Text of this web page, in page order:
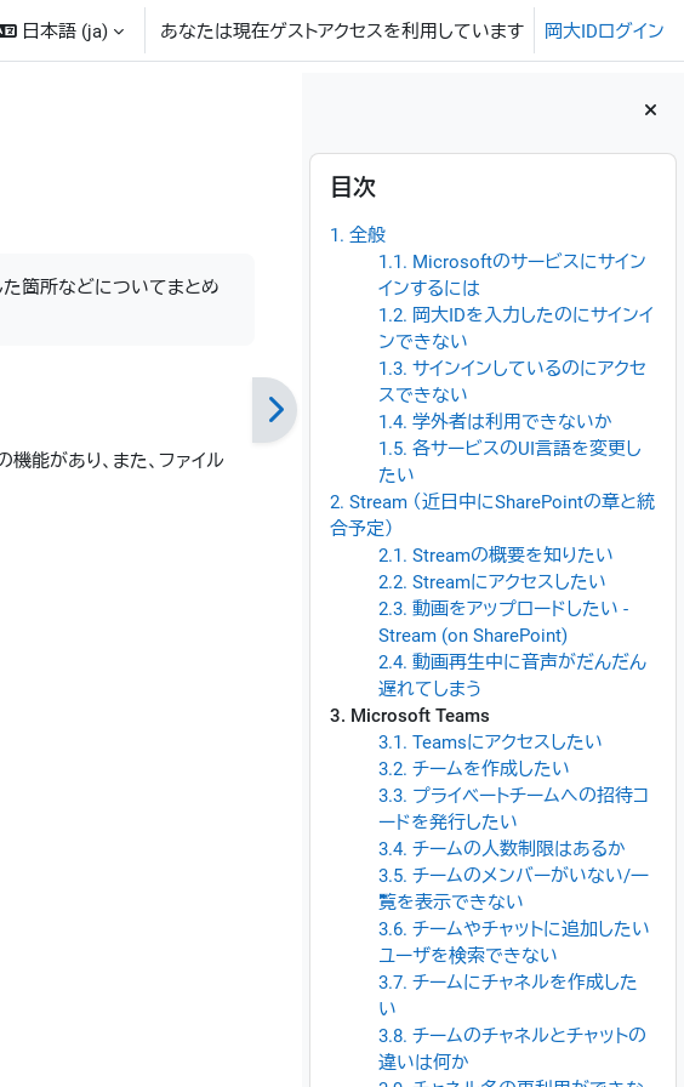
日本語 ‎(ja)‎ あなたは現在ゲストアクセスを利用しています 岡大IDログイン
ブロック
目次 をスキップする
目次
1. 全般
1.1. Microsoftのサービスにサイン
インするには
1.2. 岡大IDを入力したのにサインイ
ンできない
1.3. サインインしているのにアクセ
スできない
1.4. 学外者は利用できないか
1.5. 各サービスのUI言語を変更し
たい
2. Stream （近日中にSharePointの章と統
合予定）
2.1. Streamの概要を知りたい
2.2. Streamにアクセスしたい
2.3. 動画をアップロードしたい -
Stream (on SharePoint)
2.4. 動画再生中に音声がだんだん
遅れてしまう
3. Microsoft Teams
3.1. Teamsにアクセスしたい
3.2. チームを作成したい
3.3. プライベートチームへの招待コ
ードを発行したい
3.4. チームの人数制限はあるか
3.5. チームのメンバーがいない/一
覧を表示できない
3.6. チームやチャットに追加したい
ユーザを検索できない
3.7. チームにチャネルを作成した
い
3.8. チームのチャネルとチャットの
違いは何か
箇所などについてまとめ
能があり、また、ファイル